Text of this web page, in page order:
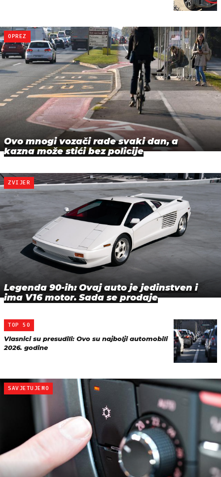
OPREZ
Ovo mnogi vozači rade svaki dan, a
kazna može stići bez policije
ZVIJER
Legenda 90-ih: Ovaj auto je jedinstven i
ima V16 motor. Sada se prodaje
TOP 50
Vlasnici su presudili: Ovo su najbolji automobili
2026. godine
SAVJETUJEMO